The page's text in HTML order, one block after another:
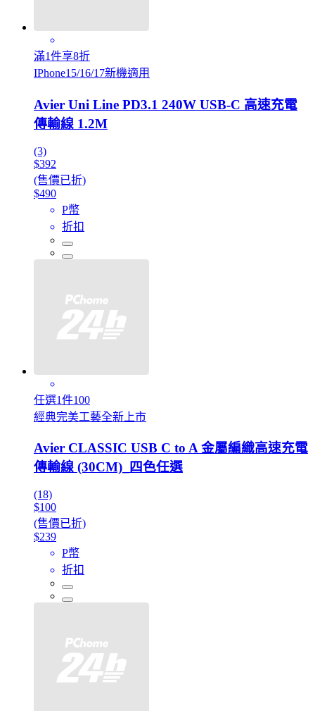
滿1件享8折
IPhone15/16/17新機適用
Avier Uni Line PD3.1 240W USB-C 高速充電
傳輸線 1.2M
(3)
$392
(售價已折)
$490
P幣
折扣
任選1件100
經典完美工藝全新上市
Avier CLASSIC USB C to A 金屬編織高速充電
傳輸線 (30CM)_四色任選
(18)
$100
(售價已折)
$239
P幣
折扣